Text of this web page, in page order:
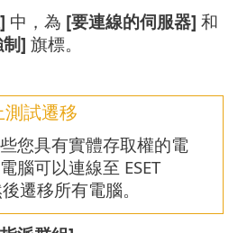
中，為 [要連線的伺服器] 和
] 旗標。
試遷移
您具有實體存取權的電
腦可以連線至 ESET
遷移所有電腦。